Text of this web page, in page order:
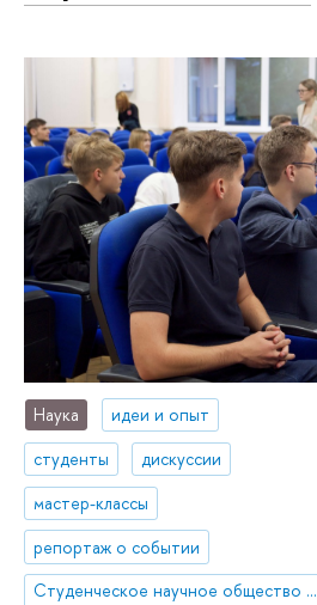
Наука
идеи и опыт
студенты
дискуссии
мастер-классы
репортаж о событии
Cтуденческое научное общество факультета права Liberum Mare